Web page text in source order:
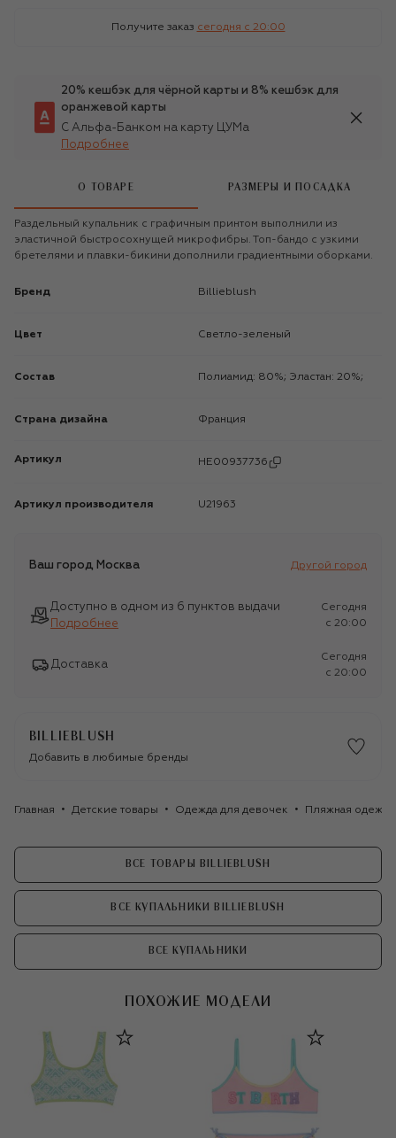
Получите заказ сегодня c 20:00
20% кешбэк для чёрной карты и 8% кешбэк для
оранжевой карты
С Альфа-Банком на карту ЦУМа
Подробнее
О ТОВАРЕ РАЗМЕРЫ И ПОСАДКА
Раздельный купальник с графичным принтом выполнили из
эластичной быстросохнущей микрофибры. Топ-бандо с узкими
бретелями и плавки-бикини дополнили градиентными оборками.
Бренд Billieblush
Цвет Светло-зеленый
Состав Полиамид: 80%; Эластан: 20%;
Страна дизайна Франция
Артикул HE00937736
Артикул производителя U21963
Ваш город Москва Другой город
Доступно в одном из 6 пунктов выдачи
Подробнее
Сегодня
c 20:00
Доставка
Сегодня
c 20:00
BILLIEBLUSH
Добавить в любимые бренды
Главная Детские товары Одежда для девочек Пляжная
ВСЕ ТОВАРЫ BILLIEBLUSH
ВСЕ КУПАЛЬНИКИ BILLIEBLUSH
ВСЕ КУПАЛЬНИКИ
ПОХОЖИЕ МОДЕЛИ